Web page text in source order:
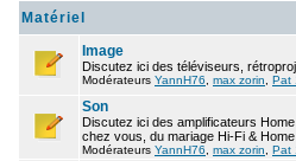
Matériel
Image
Discutez ici des téléviseurs,
Modérateurs YannH76 max zorin Pat
Son
Discutez ici des amplificateurs
chez vous, du mariage Hi-Fi & Home
Modérateurs YannH76 max zorin Pat